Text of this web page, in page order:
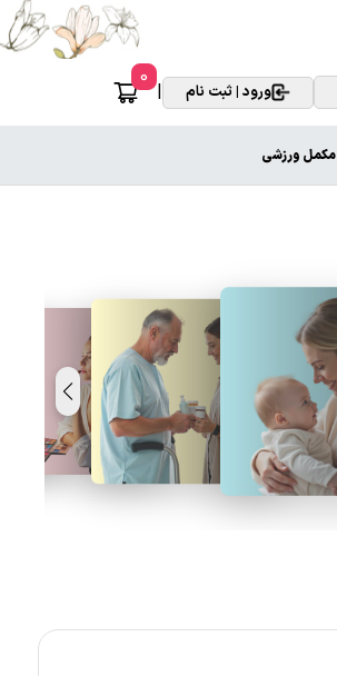
ورود | ثبت نام |
0
مکمل ورزشی